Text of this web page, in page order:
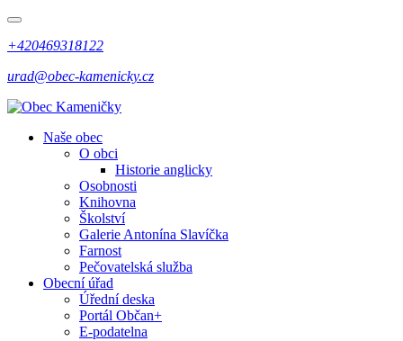
+420469318122
urad@obec-kamenicky.cz
Naše obec
O obci
Historie anglicky
Osobnosti
Knihovna
Školství
Galerie Antonína Slavíčka
Farnost
Pečovatelská služba
Obecní úřad
Úřední deska
Portál Občan+
E-podatelna